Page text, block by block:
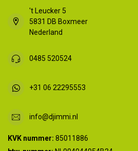
't Leucker 5
5831 DB Boxmeer
Nederland
0485 520524
+31 06 22295553
info@djimmi.nl
KVK nummer: 85011886